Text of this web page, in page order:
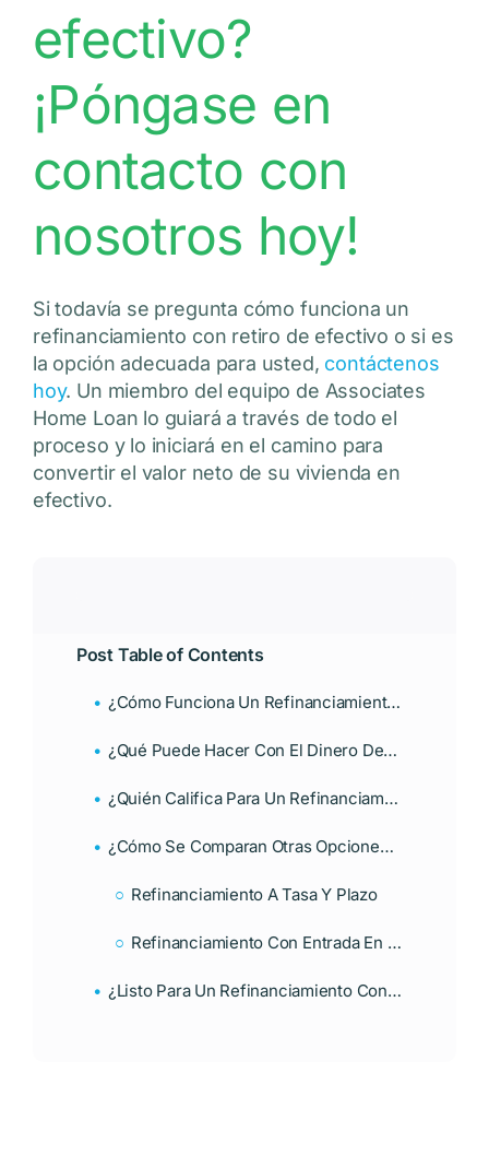
efectivo?
¡Póngase en
contacto con
nosotros hoy!
Si todavía se pregunta cómo funciona un
refinanciamiento con retiro de efectivo o si es
la opción adecuada para usted, contáctenos
hoy. Un miembro del equipo de Associates
Home Loan lo guiará a través de todo el
proceso y lo iniciará en el camino para
convertir el valor neto de su vivienda en
efectivo.
Post Table of Contents
¿Cómo Funciona Un Refinanciamiento Con Retiro De Efectivo?
¿Qué Puede Hacer Con El Dinero De Un Refinanciamiento Con Retiro De Efectivo?
¿Quién Califica Para Un Refinanciamiento Con Retiro De Efectivo?
¿Cómo Se Comparan Otras Opciones De Refinanciamiento?
Refinanciamiento A Tasa Y Plazo
Refinanciamiento Con Entrada En Efectivo
¿Listo Para Un Refinanciamiento Con Retiro De Efectivo? ¡Póngase En Contacto Con Nosotros Hoy!